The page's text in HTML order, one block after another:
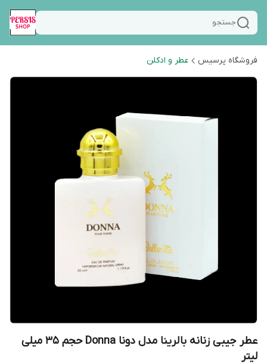
جستجو
فروشگاه پرسیس عطر و ادکلن
عطر جیبی زنانه بالرینا مدل دونا Donna حجم 35 میلی
لیتر